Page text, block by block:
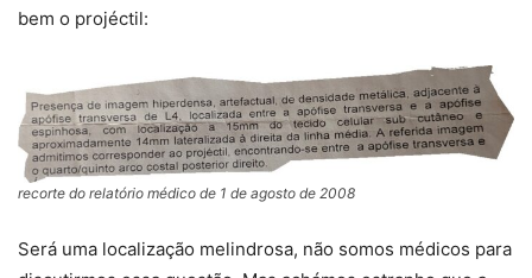
bem o projéctil:
recorte do relatório médico de 1 de agosto de 2008
Será uma localização melindrosa, não somos médicos para